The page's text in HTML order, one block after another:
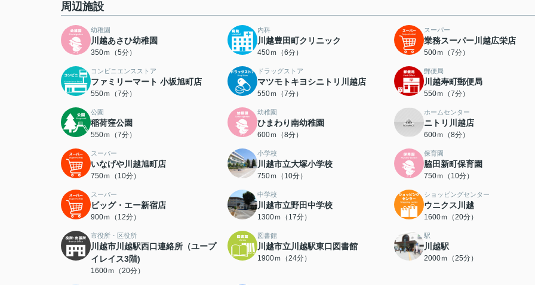
周辺施設
幼稚園
川越あさひ幼稚園
350ｍ（5分）
内科
川越豊田町クリニック
450ｍ（6分）
スーパー
業務スーパー川越広栄店
500ｍ（7分）
コンビニエンスストア
ファミリーマート 小坂旭町店
550ｍ（7分）
ドラッグストア
マツモトキヨシニトリ川越店
550ｍ（7分）
郵便局
川越寿町郵便局
550ｍ（7分）
公園
稲荷窪公園
550ｍ（7分）
幼稚園
ひまわり南幼稚園
600ｍ（8分）
ホームセンター
ニトリ川越店
600ｍ（8分）
スーパー
いなげや川越旭町店
750ｍ（10分）
小学校
川越市立大塚小学校
750ｍ（10分）
保育園
脇田新町保育園
750ｍ（10分）
スーパー
ビッグ・エー新宿店
900ｍ（12分）
中学校
川越市立野田中学校
1300ｍ（17分）
ショッピングセンター
ウニクス川越
1600ｍ（20分）
市役所・区役所
川越市川越駅西口連絡所（ユープ
イレイス3階)
1600ｍ（20分）
図書館
川越市立川越駅東口図書館
1900ｍ（24分）
駅
川越駅
2000ｍ（25分）